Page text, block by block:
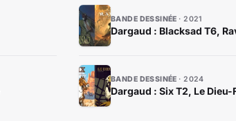
BANDE DESSINÉE 2021
Dargaud : Blacksad T6,
BANDE DESSINÉE 2024
Dargaud : Six T2, Le Dieu-